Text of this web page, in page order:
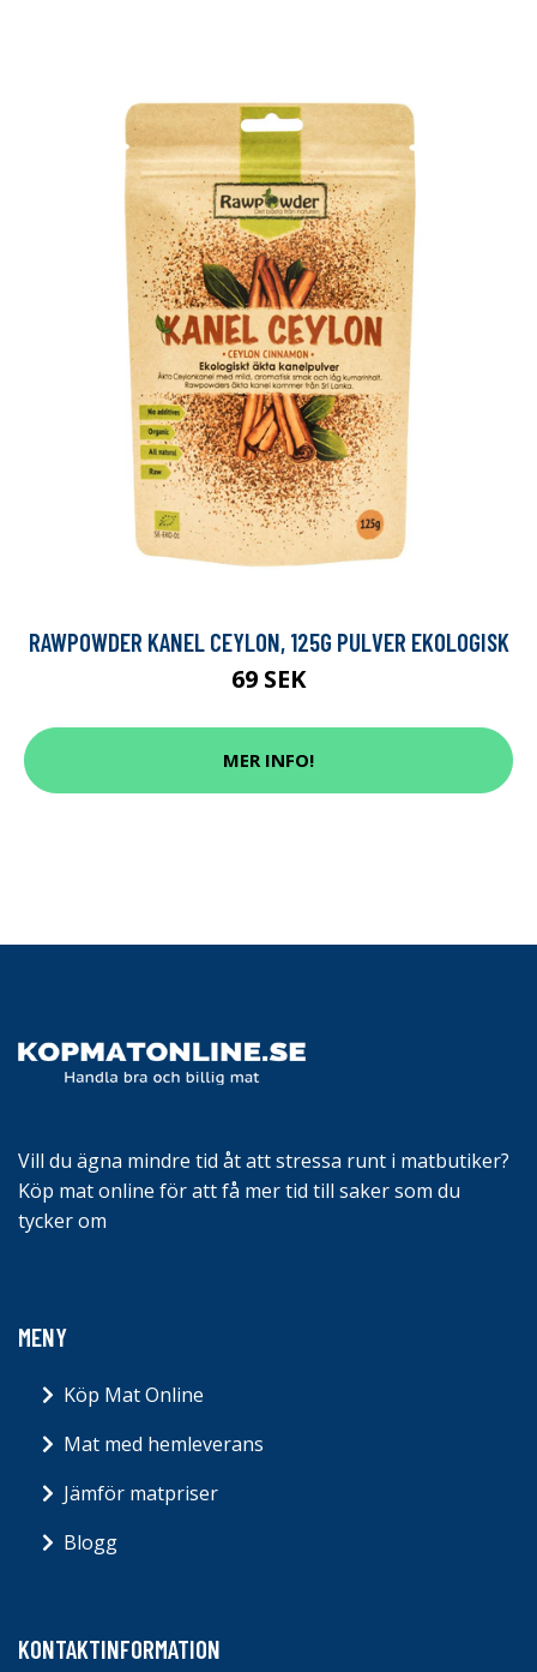
RAWPOWDER KANEL CEYLON, 125G PULVER EKOLOGISK
69 SEK
MER INFO!
Vill du ägna mindre tid åt att stressa runt i matbutiker?
Köp mat online för att få mer tid till saker som du
tycker om
MENY
Köp Mat Online
Mat med hemleverans
Jämför matpriser
Blogg
KONTAKTINFORMATION